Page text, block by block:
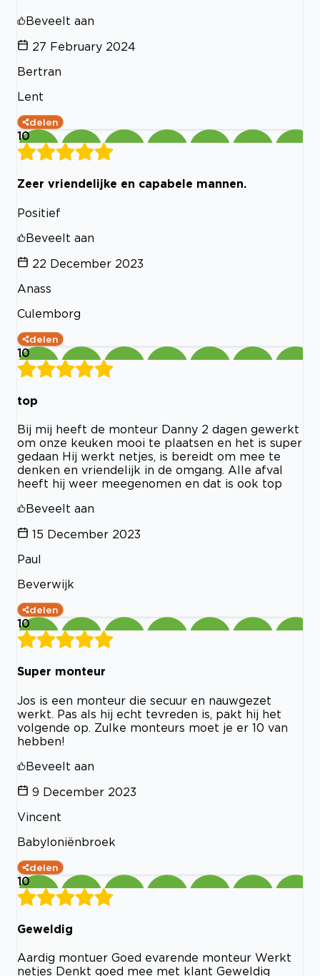
Beveelt aan
27 February 2024
Bertran
Lent
delen
10
Zeer vriendelijke en capabele mannen.
Positief
Beveelt aan
22 December 2023
Anass
Culemborg
delen
10
top
Bij mij heeft de monteur Danny 2 dagen gewerkt
om onze keuken mooi te plaatsen en het is super
gedaan Hij werkt netjes, is bereidt om mee te
denken en vriendelijk in de omgang. Alle afval
heeft hij weer meegenomen en dat is ook top
Beveelt aan
15 December 2023
Paul
Beverwijk
delen
10
Super monteur
Jos is een monteur die secuur en nauwgezet
werkt. Pas als hij echt tevreden is, pakt hij het
volgende op. Zulke monteurs moet je er 10 van
hebben!
Beveelt aan
9 December 2023
Vincent
Babyloniënbroek
delen
10
Geweldig
Aardig montuer Goed evarende monteur Werkt
netjes Denkt goed mee met klant Geweldig